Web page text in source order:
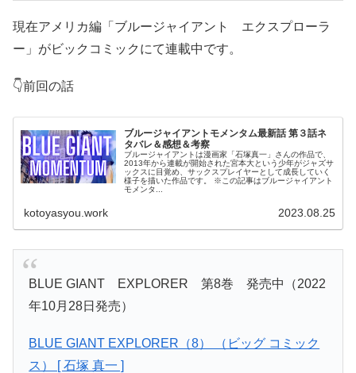
現在アメリカ編「ブルージャイアント エクスプローラ
ー」がビックコミックにて連載中です。
👇前回の話
ブルージャイアントモメンタム最新話 第３話ネ
タバレ＆感想＆考察
ブルージャイアントは漫画家「石塚真一」さんの作品で、
2013年から連載が開始された宮本大という少年がジャズサ
ックスに目覚め、サックスプレイヤーとして成長していく
様子を描いた作品です。 ※この記事はブルージャイアント
モメンタ...
kotoyasyou.work 2023.08.25
BLUE GIANT EXPLORER 第8巻 発売中（2022
年10月28日発売）
BLUE GIANT EXPLORER（8） （ビッグ コミック
ス） [ 石塚 真一 ]